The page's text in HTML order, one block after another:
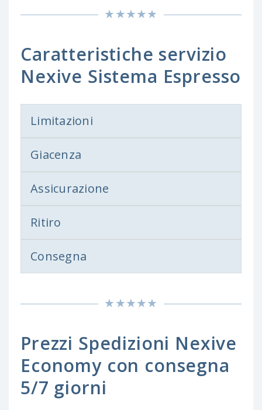
Caratteristiche servizio
Nexive Sistema Espresso
Limitazioni
Giacenza
Assicurazione
Ritiro
Consegna
Prezzi Spedizioni Nexive
Economy con consegna
5/7 giorni